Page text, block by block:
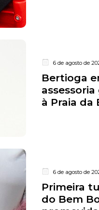
6 de agosto de
Bertioga
à Praia da
6 de agosto de
Primeira
do Bem